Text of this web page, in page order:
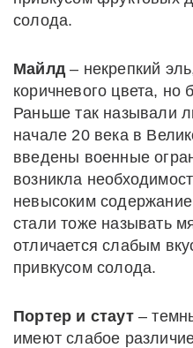
солода.
Майлд – некрепкий
коричневого цвета,
Раньше так называли
начале 20 века в
введены военные
возникла
невысоким
стали тоже называть
отличается слабым
привкусом солода.
Портер и стаут–
имеют слабое